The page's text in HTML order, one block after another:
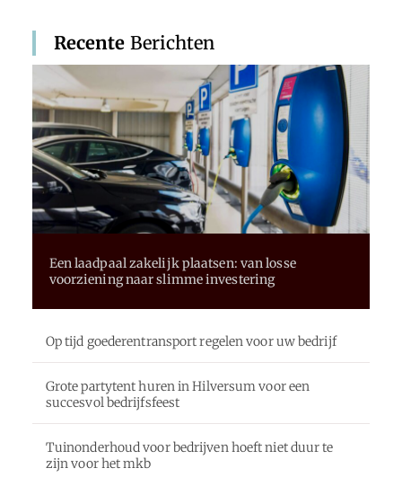
Recente Berichten
Een laadpaal zakelijk plaatsen: van losse
voorziening naar slimme investering
Op tijd goederentransport regelen voor uw bedrijf
Grote partytent huren in Hilversum voor een
succesvol bedrijfsfeest
Tuinonderhoud voor bedrijven hoeft niet duur te
zijn voor het mkb